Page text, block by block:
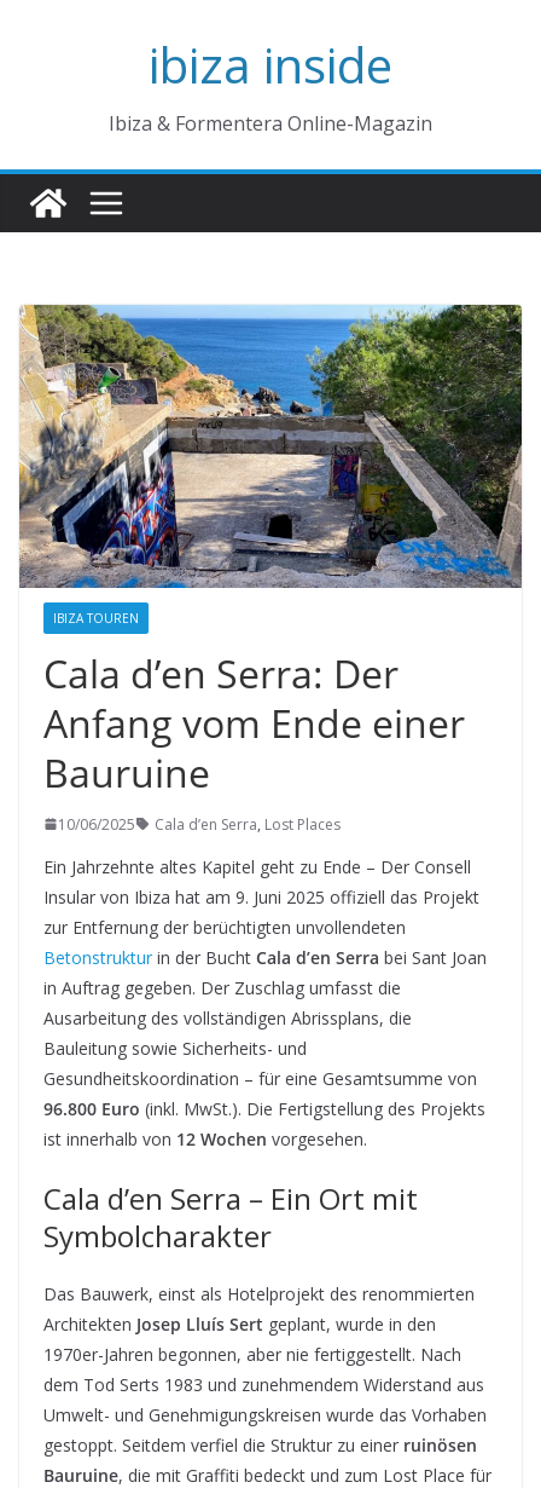
ibiza inside
Ibiza & Formentera Online-Magazin
IBIZA TOUREN
Cala d’en Serra: Der
Anfang vom Ende einer
Bauruine
10/06/2025 Cala d’en Serra, Lost Places
Ein Jahrzehnte altes Kapitel geht zu Ende – Der Consell
Insular von Ibiza hat am 9. Juni 2025 offiziell das Projekt
zur Entfernung der berüchtigten unvollendeten
Betonstruktur in der Bucht Cala d’en Serra bei Sant Joan
in Auftrag gegeben. Der Zuschlag umfasst die
Ausarbeitung des vollständigen Abrissplans, die
Bauleitung sowie Sicherheits- und
Gesundheitskoordination – für eine Gesamtsumme von
96.800 Euro (inkl. MwSt.). Die Fertigstellung des Projekts
ist innerhalb von 12 Wochen vorgesehen.
Cala d’en Serra – Ein Ort mit
Symbolcharakter
Das Bauwerk, einst als Hotelprojekt des renommierten
Architekten Josep Lluís Sert geplant, wurde in den
1970er-Jahren begonnen, aber nie fertiggestellt. Nach
dem Tod Serts 1983 und zunehmendem Widerstand aus
Umwelt- und Genehmigungskreisen wurde das Vorhaben
gestoppt. Seitdem verfiel die Struktur zu einer ruinösen
Bauruine, die mit Graffiti bedeckt und zum Lost Place für